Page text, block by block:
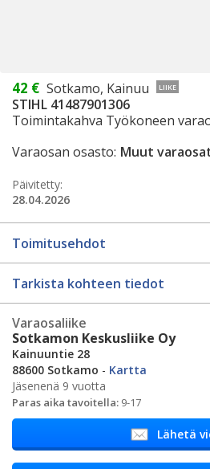
42 € Sotkamo, Kainuu LIIKE
STIHL 41487901306
Toimintakahva Työkoneen
Varaosan osasto: Muut
Päivitetty:
28.04.2026
Toimitusehdot
Tarkista kohteen tiedot
Varaosaliike
Sotkamon Keskusliike Oy
Kainuuntie 28
88600 Sotkamo - Kartta
Jäsenenä 9 vuotta
Paras aika tavoitella: 9-17
Lähetä